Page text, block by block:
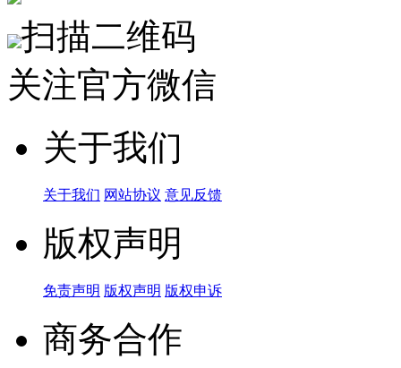
扫描二维码
关注官方微信
关于我们
关于我们 网站协议 意见反馈
版权声明
免责声明 版权声明 版权申诉
商务合作